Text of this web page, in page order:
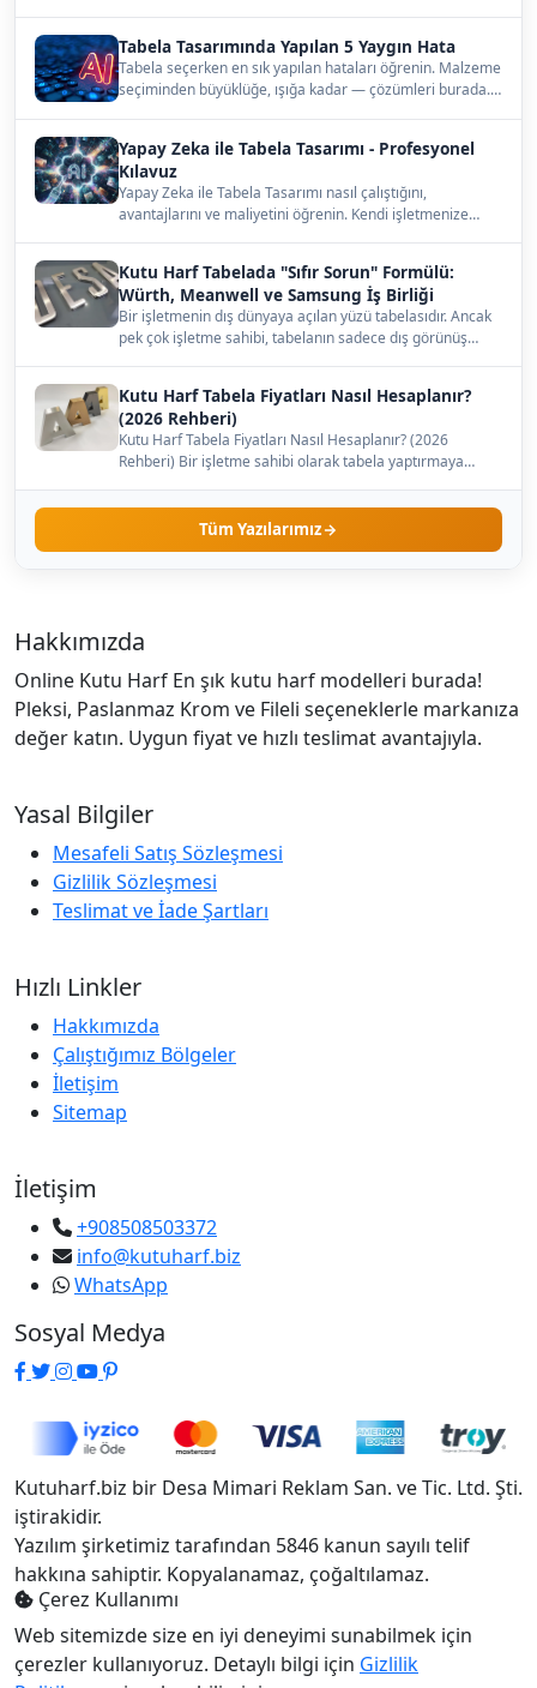
Tabela Tasarımında Yapılan 5 Yaygın Hata
Tabela seçerken en sık yapılan hataları öğrenin. Malzeme
seçiminden büyüklüğe, ışığa kadar — çözümleri burada.…
Yapay Zeka ile Tabela Tasarımı - Profesyonel
Kılavuz
Yapay Zeka ile Tabela Tasarımı nasıl çalıştığını,
avantajlarını ve maliyetini öğrenin. Kendi işletmenize
Kutu Harf Tabelada "Sıfır Sorun" Formülü:
Würth, Meanwell ve Samsung İş Birliği
Bir işletmenin dış dünyaya açılan yüzü tabelasıdır. Ancak
pek çok işletme sahibi, tabelanın sadece dış görünüş…
Kutu Harf Tabela Fiyatları Nasıl Hesaplanır?
(2026 Rehberi)
Kutu Harf Tabela Fiyatları Nasıl Hesaplanır? (2026
Rehberi) Bir işletme sahibi olarak tabela yaptırmaya
Tüm Yazılarımız
Hakkımızda
Online Kutu Harf En şık kutu harf modelleri burada!
Pleksi, Paslanmaz Krom ve Fileli seçeneklerle markanıza
değer katın. Uygun fiyat ve hızlı teslimat avantajıyla.
Yasal Bilgiler
Mesafeli Satış Sözleşmesi
Gizlilik Sözleşmesi
Teslimat ve İade Şartları
Hızlı Linkler
Hakkımızda
Çalıştığımız Bölgeler
İletişim
Sitemap
İletişim
+908508503372
info@kutuharf.biz
WhatsApp
Sosyal Medya
Kutuharf.biz bir Desa Mimari Reklam San. ve Tic. Ltd. Şti.
iştirakidir.
Yazılım şirketimiz tarafından 5846 kanun sayılı telif
hakkına sahiptir. Kopyalanamaz, çoğaltılamaz.
Çerez Kullanımı
Web sitemizde size en iyi deneyimi sunabilmek için
çerezler kullanıyoruz. Detaylı bilgi için Gizlilik